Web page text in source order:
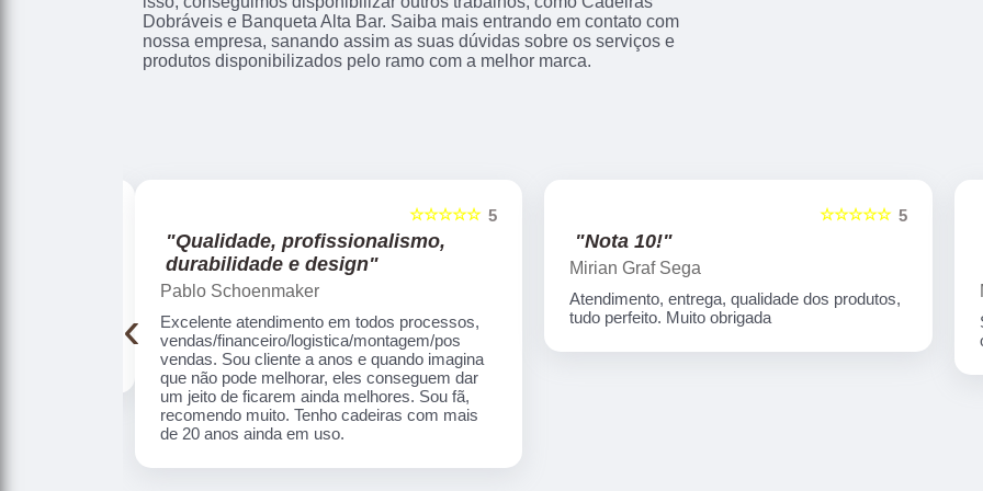
Dobráveis e Banqueta Alta Bar. Saiba mais entrando em contato com
nossa empresa, sanando assim as suas dúvidas sobre os serviços e
produtos disponibilizados pelo ramo com a melhor marca.
5
☆☆☆☆☆
"Nota 10!"
Mirian Graf Sega
Atendimento, entrega, qualidade dos produtos,
tudo perfeito. Muito obrigada
5
☆☆☆☆☆
"Tive uma experiencia
maravilhosa!!"
Marcos Vinicius Silva
Super recomendo a qualidade e serviços
‹